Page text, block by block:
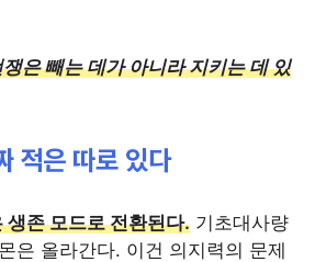
은 빼는 데가 아니라 지키는 데 있
적은 따로 있다
생존 모드로 전환된다. 기초대사량
은 올라간다. 이건 의지력의 문제